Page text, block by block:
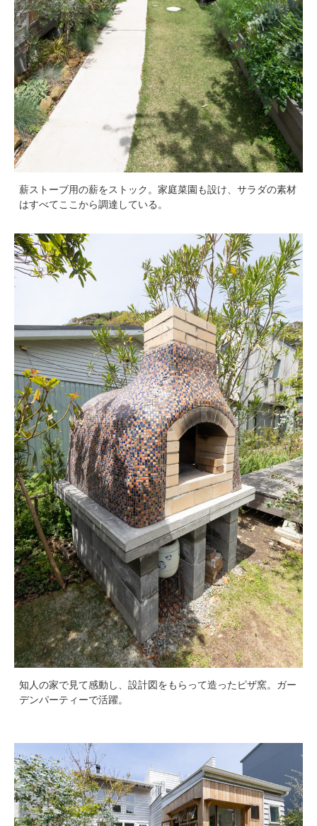
薪ストーブ用の薪をストック。家庭菜園も設け、サラダの素材
はすべてここから調達している。
知人の家で見て感動し、設計図をもらって造ったピザ窯。ガー
デンパーティーで活躍。